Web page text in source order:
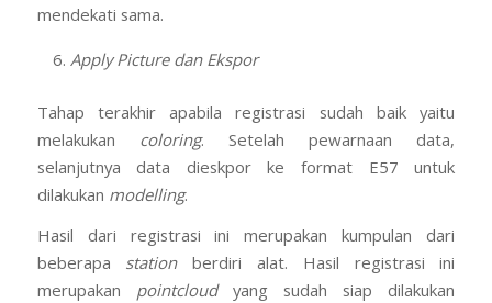
mendekati sama.
Apply Picture dan Ekspor
Tahap terakhir apabila registrasi sudah baik yaitu
melakukan coloring. Setelah pewarnaan data,
selanjutnya data dieskpor ke format E57 untuk
dilakukan modelling.
Hasil dari registrasi ini merupakan kumpulan dari
beberapa stationberdiri alat. Hasil registrasi ini
merupakan pointcloudyang sudah siap dilakukan